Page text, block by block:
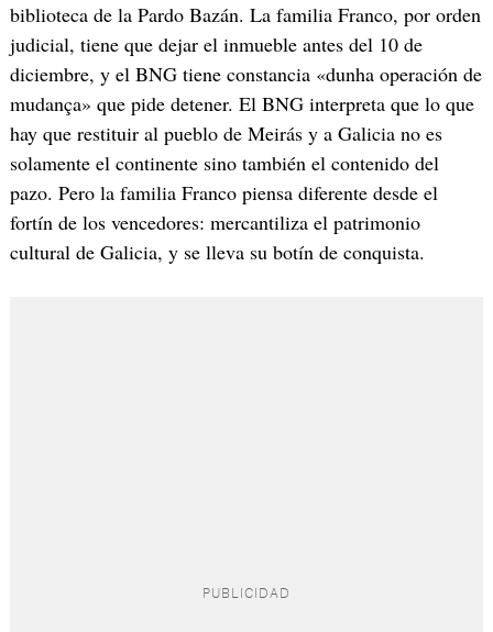
biblioteca de la Pardo Bazán. La familia Franco, por orden
judicial, tiene que dejar el inmueble antes del 10 de
diciembre, y el BNG tiene constancia «dunha operación de
mudança» que pide detener. El BNG interpreta que lo que
hay que restituir al pueblo de Meirás y a Galicia no es
solamente el continente sino también el contenido del
pazo. Pero la familia Franco piensa diferente desde el
fortín de los vencedores: mercantiliza el patrimonio
cultural de Galicia, y se lleva su botín de conquista.